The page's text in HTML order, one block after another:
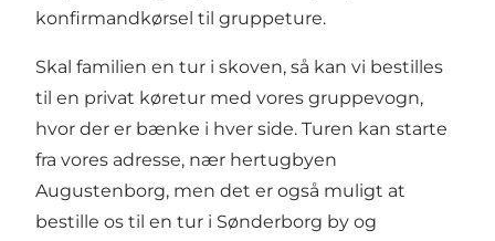
konfirmandkørsel til gruppeture.
Skal familien en tur i skoven, så kan vi bestilles
til en privat køretur med vores gruppevogn,
hvor der er bænke i hver side. Turen kan starte
fra vores adresse, nær hertugbyen
Augustenborg, men det er også muligt at
bestille os til en tur i Sønderborg by og